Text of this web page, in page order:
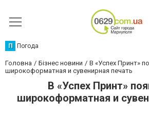
П Погода
Головна Бізнес новини
В «Успех Принт»
широкоформатная и сувенирная печать
В «Успех Принт»
широкоформатная и